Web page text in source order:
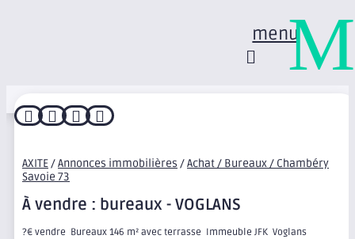
menu
   
AXITE/Annonces immobilières /Achat / Bureaux / Chambéry
Savoie 73
À vendre : bureaux - VOGLANS
?€ vendre  Bureaux 146 m² avec terrasse  Immeuble JFK  Voglans
M